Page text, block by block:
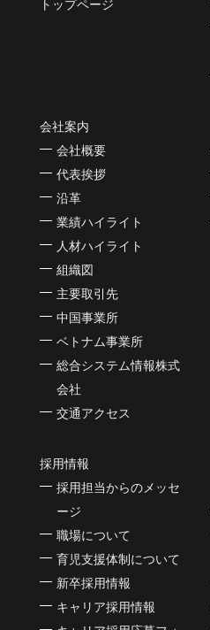
トップページ
会社案内
会社概要
代表挨拶
沿革
業績ハイライト
人材ハイライト
組織図
主要取引先
中国事業所
ベトナム事業所
総合システム情報株式
会社
交通アクセス
採用情報
採用担当からのメッセ
ージ
職場について
育児支援体制について
新卒採用情報
キャリア採用情報